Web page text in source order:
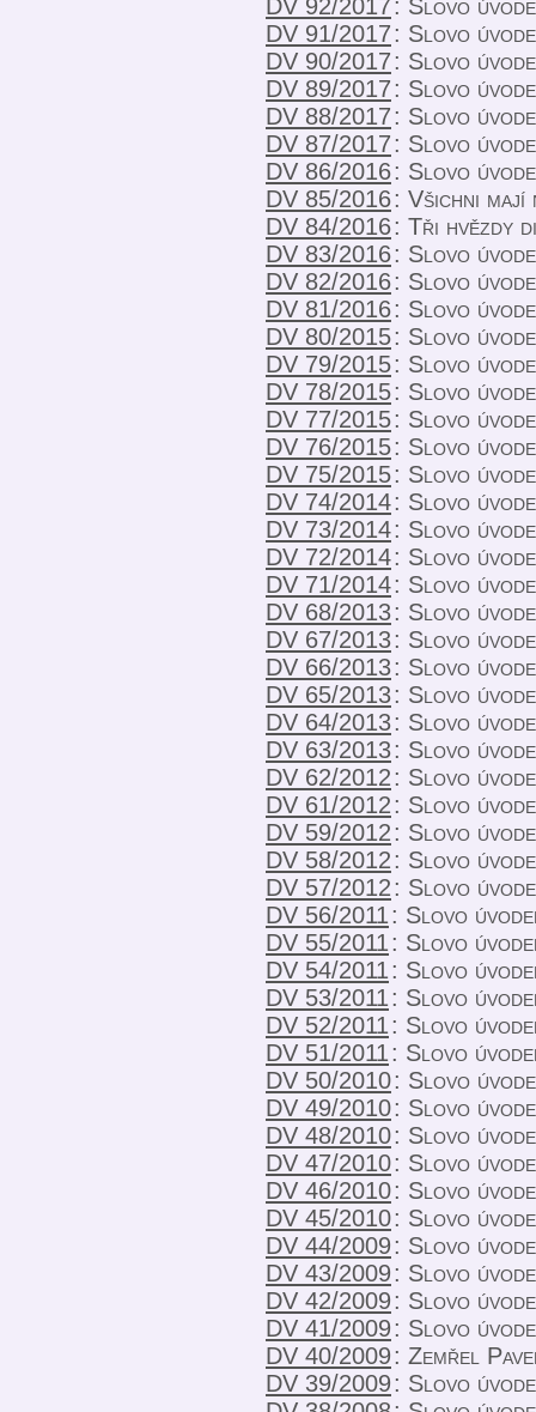
DV 92/2017: Slovo
DV 91/2017: Slovo
DV 90/2017: Slovo
DV 89/2017: Slovo
DV 88/2017: Slovo
DV 87/2017: Slovo
DV 86/2016: Slovo
DV 85/2016: Všichni
DV 84/2016: Tři hvězdy
DV 83/2016: Slovo
DV 82/2016: Slovo
DV 81/2016: Slovo
DV 80/2015: Slovo
DV 79/2015: Slovo
DV 78/2015: Slovo
DV 77/2015: Slovo
DV 76/2015: Slovo
DV 75/2015: Slovo
DV 74/2014: Slovo
DV 73/2014: Slovo
DV 72/2014: Slovo
DV 71/2014: Slovo
DV 68/2013: Slovo
DV 67/2013: Slovo
DV 66/2013: Slovo
DV 65/2013: Slovo
DV 64/2013: Slovo
DV 63/2013: Slovo
DV 62/2012: Slovo
DV 61/2012: Slovo
DV 59/2012: Slovo
DV 58/2012: Slovo
DV 57/2012: Slovo
DV 56/2011: Slovo
DV 55/2011: Slovo
DV 54/2011: Slovo
DV 53/2011: Slovo
DV 52/2011: Slovo
DV 51/2011: Slovo
DV 50/2010: Slovo
DV 49/2010: Slovo
DV 48/2010: Slovo
DV 47/2010: Slovo
DV 46/2010: Slovo
DV 45/2010: Slovo
DV 44/2009: Slovo
DV 43/2009: Slovo
DV 42/2009: Slovo
DV 41/2009: Slovo
DV 40/2009: Zemřel
DV 39/2009: Slovo